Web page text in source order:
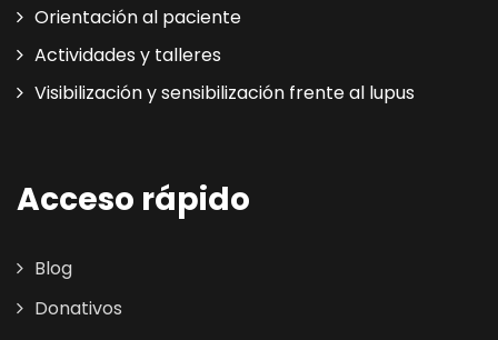
Orientación al paciente
Actividades y talleres
Visibilización y sensibilización frente al lupus
Acceso rápido
Blog
Donativos